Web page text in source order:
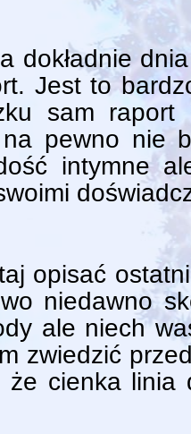
dokładnie
Jest to
sam raport
pewno nie
intymne
opisać
niedawno
ale niech
zwiedzić
że cienka linia